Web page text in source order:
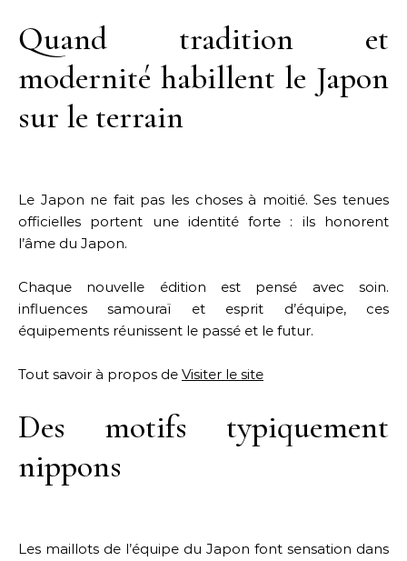
Quand tradition et
modernité habillent le Japon
sur le terrain
Le Japon ne fait pas les choses à moitié. Ses tenues
officielles portent une identité forte : ils honorent
l’âme du Japon.
Chaque nouvelle édition est pensé avec soin.
influences samouraï et esprit d’équipe, ces
équipements réunissent le passé et le futur.
Tout savoir à propos de Visiter le site
Des motifs typiquement
nippons
Les maillots de l’équipe du Japon font sensation dans